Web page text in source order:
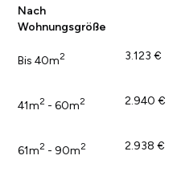
Nach
Wohnungsgröße
Bis 40m2 3.123 €
41m2 - 60m2 2.940 €
61m2 - 90m2 2.938 €